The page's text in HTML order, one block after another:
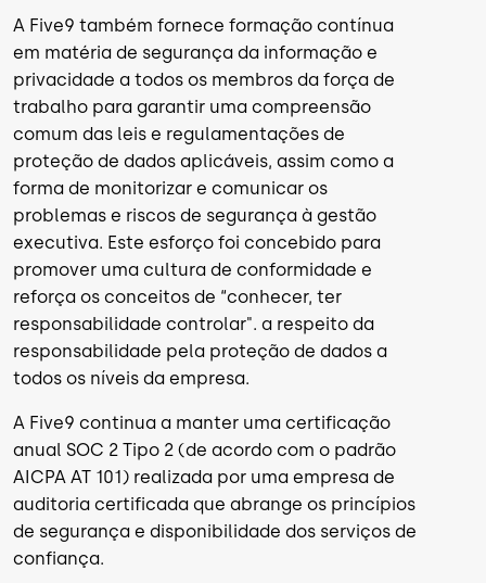
A Five9 também fornece formação contínua
em matéria de segurança da informação e
privacidade a todos os membros da força de
trabalho para garantir uma compreensão
comum das leis e regulamentações de
proteção de dados aplicáveis, assim como a
forma de monitorizar e comunicar os
problemas e riscos de segurança à gestão
executiva. Este esforço foi concebido para
promover uma cultura de conformidade e
reforça os conceitos de “conhecer, ter
responsabilidade controlar". a respeito da
responsabilidade pela proteção de dados a
todos os níveis da empresa.
A Five9 continua a manter uma certificação
anual SOC 2 Tipo 2 (de acordo com o padrão
AICPA AT 101) realizada por uma empresa de
auditoria certificada que abrange os princípios
de segurança e disponibilidade dos serviços de
confiança.